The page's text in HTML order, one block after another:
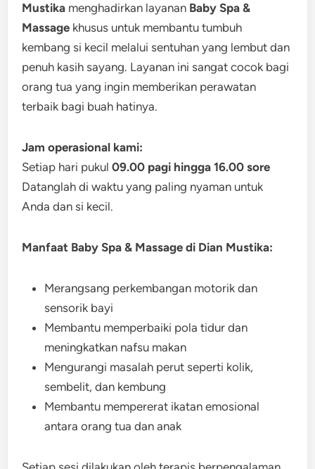
Mustika menghadirkan layanan Baby Spa &
Massage khusus untuk membantu tumbuh
kembang si kecil melalui sentuhan yang lembut dan
penuh kasih sayang. Layanan ini sangat cocok bagi
orang tua yang ingin memberikan perawatan
terbaik bagi buah hatinya.
Jam operasional kami:
Setiap hari pukul09.00 pagi hingga 16.00 sore
Datanglah di waktu yang paling nyaman untuk
Anda dan si kecil.
Manfaat Baby Spa & Massage di Dian Mustika:
Merangsang perkembangan motorik dan
sensorik bayi
Membantu memperbaiki pola tidur dan
meningkatkan nafsu makan
Mengurangi masalah perut seperti kolik,
sembelit, dan kembung
Membantu mempererat ikatan emosional
antara orang tua dan anak